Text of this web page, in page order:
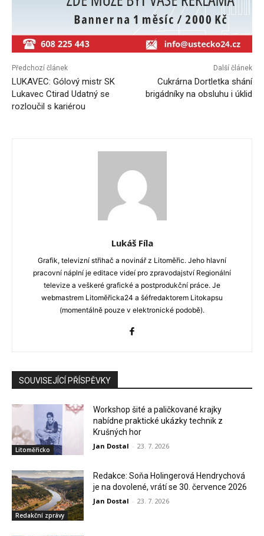
Předchozí článek
LUKAVEC: Gólový mistr SK
Lukavec Ctirad Udatný se
rozloučil s kariérou
Další článek
Cukrárna Dortletka shání
brigádníky na obsluhu i úklid
Lukáš Fíla
Grafik, televizní střihač a novinář z Litoměřic. Jeho hlavní
pracovní náplní je editace videí pro zpravodajství Regionální
televize a veškeré grafické a postprodukční práce. Je
webmastrem Litoměřicka24 a šéfredaktorem Litokapsu
(momentálně pouze v elektronické podobě).
SOUVISEJÍCÍ PŘÍSPĚVKY
Litoměřicko
Workshop šité a paličkované krajky
nabídne praktické ukázky technik z
Krušných hor
Jan Dostal - 23. 7. 2026
Redakční zprávy
Redakce: Soňa Holingerová Hendrychová
je na dovolené, vrátí se 30. července 2026
Jan Dostal - 23. 7. 2026